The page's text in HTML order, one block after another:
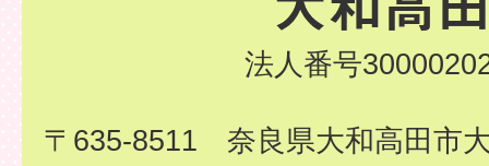
法人番号
〒635-8511 奈良県大和高田市